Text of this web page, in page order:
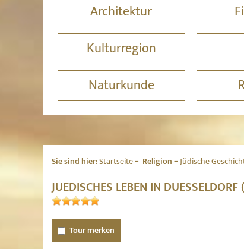
Architektur
Kulturregion
Naturkunde
Sie sind hier:Startseite Religion Jüdische
JUEDISCHES LEBEN IN
Tour merken